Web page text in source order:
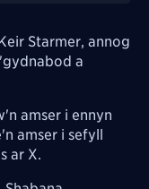
Starmer, annog
a
amser i ennyn
amser i sefyll
ar X.